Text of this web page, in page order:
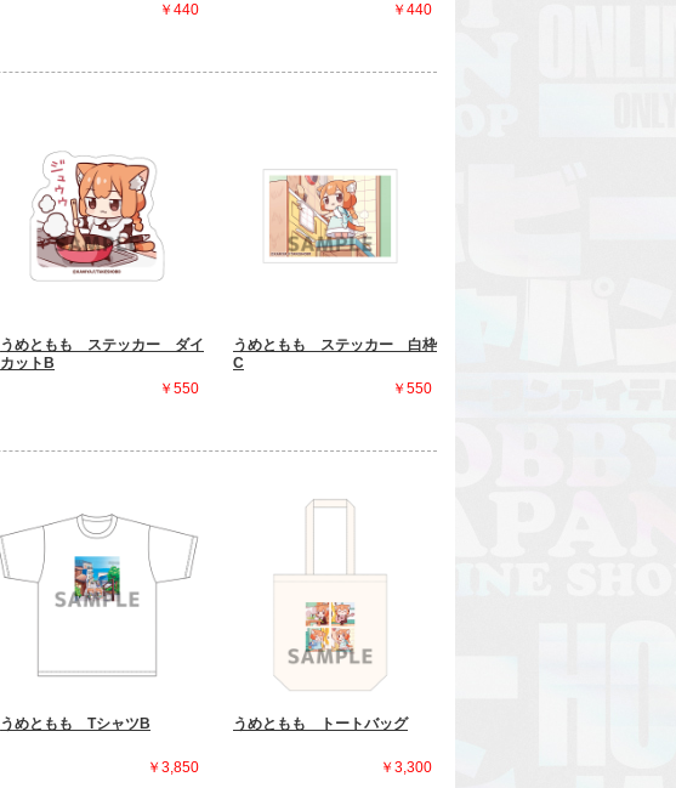
￥440
￥440
うめともも ステッカー ダイ
カットB
￥550
うめともも ステッカー 白枠
C
￥550
うめともも TシャツB
￥3,850
うめともも トートバッグ
￥3,300